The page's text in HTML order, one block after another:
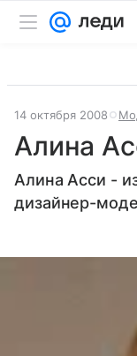
14 октября 2008
Алина
Алина Асси -
дизайнер-